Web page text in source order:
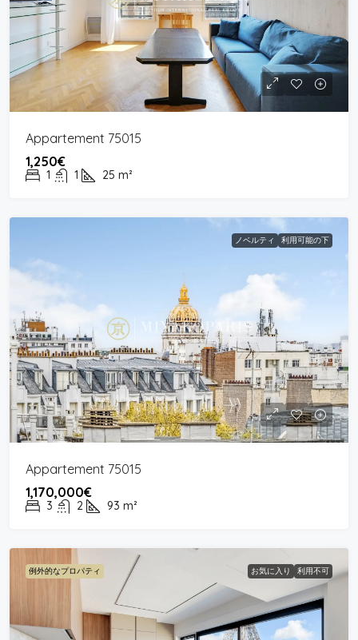
Appartement 75015
1,250€
1 1 25 m²
ノベルティ 利用可能の下
Appartement 75015
1,170,000€
3 2 93 m²
例外的なプロパティ お気に入り 利用不可